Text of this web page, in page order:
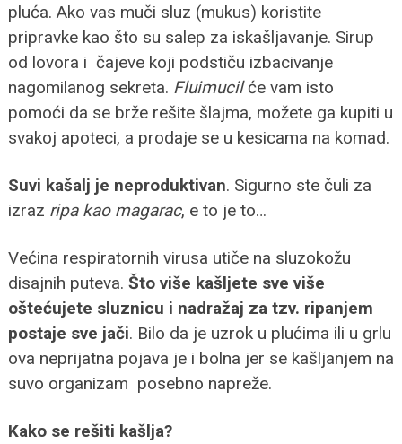
pluća. Ako vas muči sluz (mukus) koristite
pripravke kao što su salep za iskašljavanje. Sirup
od lovora i čajeve koji podstiču izbacivanje
nagomilanog sekreta. Fluimucilće vam isto
pomoći da se brže rešite šlajma, možete ga kupiti u
svakoj apoteci, a prodaje se u kesicama na komad.
Suvi kašalj je neproduktivan. Sigurno ste čuli za
izraz ripa kao magarac, e to je to…
Većina respiratornih virusa utiče na sluzokožu
disajnih puteva. Što više kašljete sve više
oštećujete sluznicu i nadražaj za tzv. ripanjem
postaje sve jači. Bilo da je uzrok u plućima ili u grlu
ova neprijatna pojava je i bolna jer se kašljanjem na
suvo organizam posebno napreže.
Kako se rešiti kašlja?